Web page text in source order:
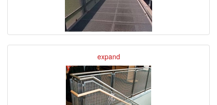
expand